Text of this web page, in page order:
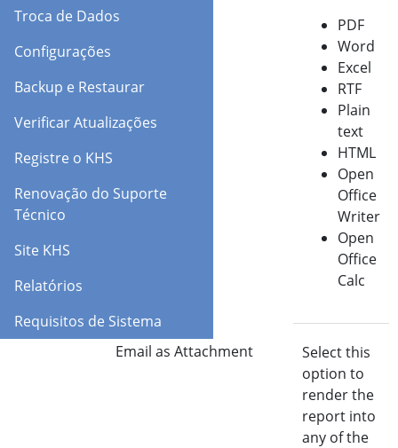
Troca de Dados
Configurações
Backup e Restaurar
Verificar Atualizações
Registre o KHS
Renovação do Suporte
Técnico
Site KHS
Relatórios
Requisitos de Sistema
PDF
Word
Excel
RTF
Plain
text
HTML
Open
Office
Writer
Open
Office
Calc
Email as Attachment
Select this
option to
render the
report into
any of the